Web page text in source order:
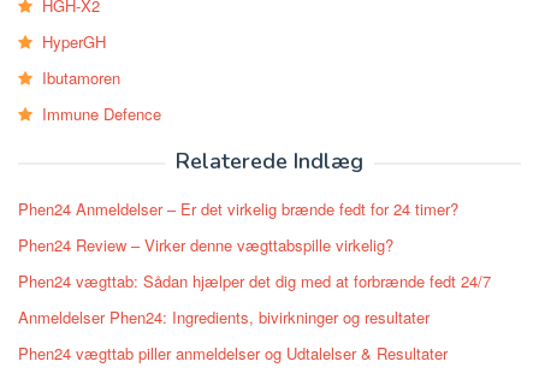
HGH-X2
HyperGH
Ibutamoren
Immune Defence
Relaterede Indlæg
Phen24 Anmeldelser – Er det virkelig brænde fedt for 24 timer?
Phen24 Review – Virker denne vægttabspille virkelig?
Phen24 vægttab: Sådan hjælper det dig med at forbrænde fedt 24/7
Anmeldelser Phen24: Ingredients, bivirkninger og resultater
Phen24 vægttab piller anmeldelser og Udtalelser & Resultater